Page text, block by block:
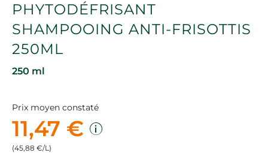
PHYTODÉFRISANT
SHAMPOOING ANTI-FRISOTTIS
250ML
250 ml
Prix moyen constaté
11,47 €
(45,88 €/L)